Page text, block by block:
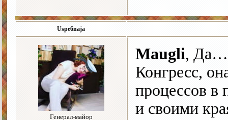
Uspe6naja
Генерал-майор
Maugli, Да…
Конгресс,
процессов в
и своими